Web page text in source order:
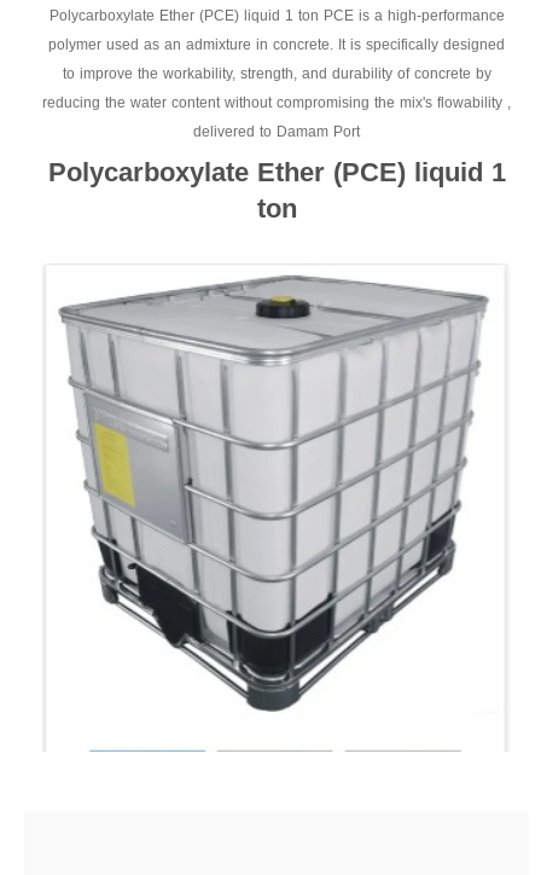
Polycarboxylate Ether (PCE) liquid 1 ton PCE is a high-performance
polymer used as an admixture in concrete. It is specifically designed
to improve the workability, strength, and durability of concrete by
reducing the water content without compromising the mix's flowability ,
delivered to Damam Port
Polycarboxylate Ether (PCE) liquid 1
ton